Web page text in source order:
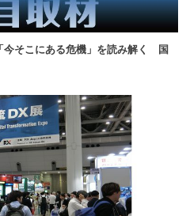
今そこにある危機」を読み解く 国